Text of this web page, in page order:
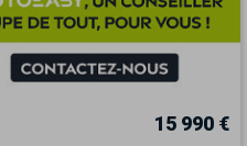
15 990 €